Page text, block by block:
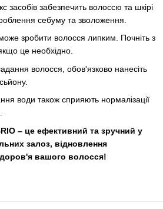
забезпечить волоссю та шкірі
себуму та зволоження.
зробити волосся липким. Почніть з
це необхідно.
волосся, обов'язково нанесіть
води також сприяють нормалізації
– це ефективний та зручний у
залоз, відновлення
вашого волосся!